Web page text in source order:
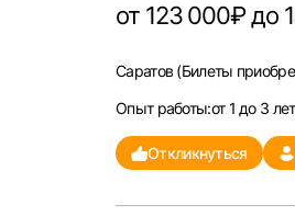
от 123 000₽ до
Саратов (Билеты
Опыт работы:от 1 до 3
Откликнуться